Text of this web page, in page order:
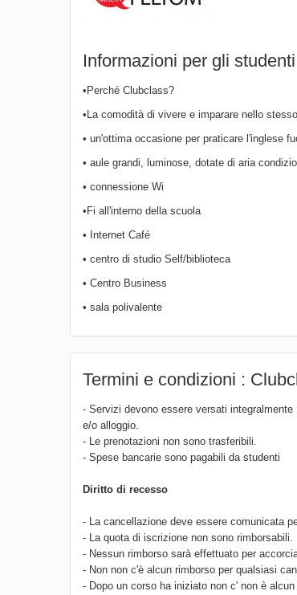
Informazioni per gli studenti
•Perché Clubclass?
•La comodità di vivere e imparare nello
• un'ottima occasione per praticare l'inglese
• aule grandi, luminose, dotate di aria
• connessione Wi
•Fi all'interno della scuola
• Internet Café
• centro di studio Self/biblioteca
• Centro Business
• sala polivalente
Termini e condizioni :
- Servizi devono essere versati
e/o alloggio.
- Le prenotazioni non sono trasferibili.
- Spese bancarie sono pagabili da studenti
Diritto di recesso
- La cancellazione deve essere comunicata
- La quota di iscrizione non sono rimborsabili.
- Nessun rimborso sarà effettuato per
- Non non c'è alcun rimborso per qualsiasi
- Dopo un corso ha iniziato non c' non è